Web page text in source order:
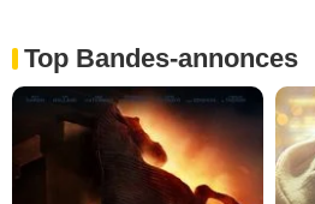
Top Bandes-annonces